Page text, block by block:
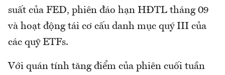
suất của FED, phiên đáo hạn HĐTL tháng 09
và hoạt động tái cơ cấu danh mục quý III của
các quỹ ETFs.
Với quán tính tăng điểm của phiên cuối tuần